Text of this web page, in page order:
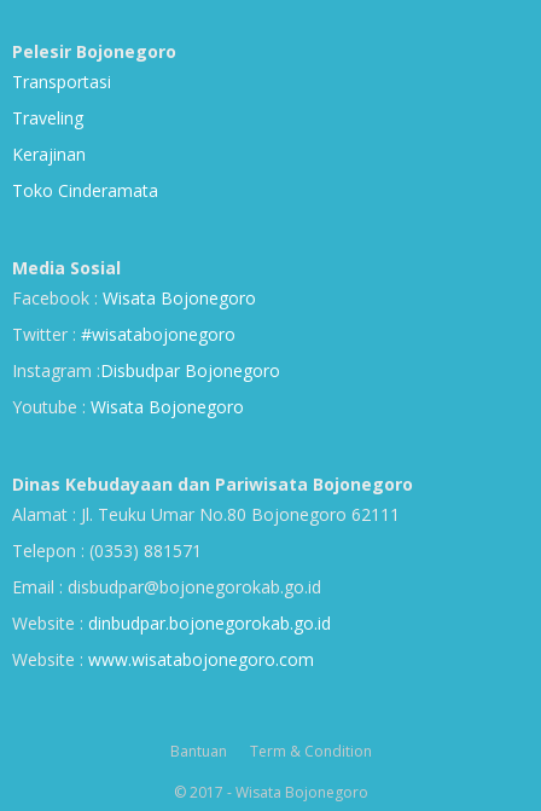
Pelesir Bojonegoro
Transportasi
Traveling
Kerajinan
Toko Cinderamata
Media Sosial
Facebook : Wisata Bojonegoro
Twitter : #wisatabojonegoro
Instagram :Disbudpar Bojonegoro
Youtube : Wisata Bojonegoro
Dinas Kebudayaan dan Pariwisata Bojonegoro
Alamat : Jl. Teuku Umar No.80 Bojonegoro 62111
Telepon : (0353) 881571
Email : disbudpar@bojonegorokab.go.id
Website : dinbudpar.bojonegorokab.go.id
Website : www.wisatabojonegoro.com
Bantuan
Term & Condition
© 2017 - Wisata Bojonegoro